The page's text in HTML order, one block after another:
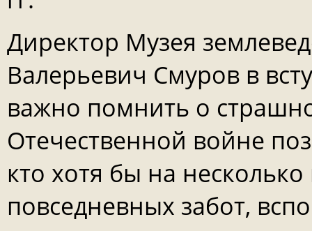
Директор Музея
Валерьевич Смуров в
важно помнить о
Отечественной войне
кто хотя бы на
повседневных забот,